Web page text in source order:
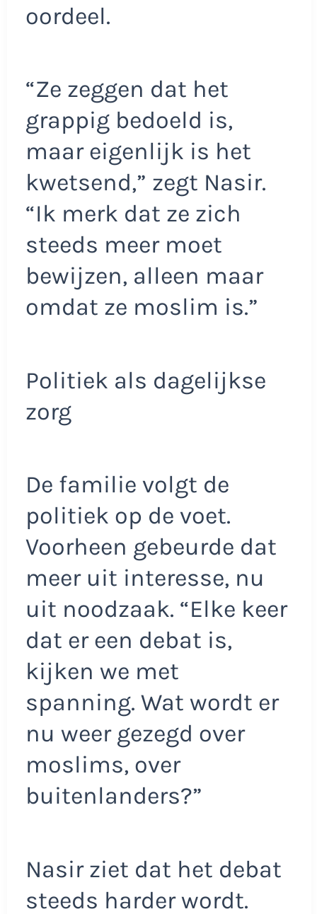
oordeel.
“Ze zeggen dat het
grappig bedoeld is,
maar eigenlijk is het
kwetsend,” zegt Nasir.
“Ik merk dat ze zich
steeds meer moet
bewijzen, alleen maar
omdat ze moslim is.”
Politiek als dagelijkse
zorg
De familie volgt de
politiek op de voet.
Voorheen gebeurde dat
meer uit interesse, nu
uit noodzaak. “Elke keer
dat er een debat is,
kijken we met
spanning. Wat wordt er
nu weer gezegd over
moslims, over
buitenlanders?”
Nasir ziet dat het debat
steeds harder wordt.